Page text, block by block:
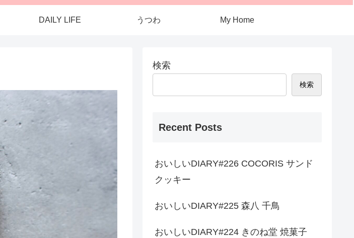
DAILY LIFE うつわ My Home
検索
検索
Recent Posts
おいしいDIARY#226 COCORIS サンド
クッキー
おいしいDIARY#225 森八 千鳥
おいしいDIARY#224 きのね堂 焼菓子